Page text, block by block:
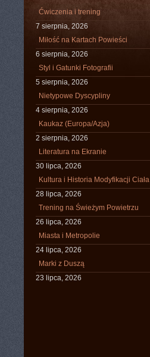
Ćwiczenia i trening
7 sierpnia, 2026
Miłość na Kartach Powieści
6 sierpnia, 2026
Styl i Gatunki Fotografii
5 sierpnia, 2026
Nietypowe Dyscypliny
4 sierpnia, 2026
Kaukaz (Europa/Azja)
2 sierpnia, 2026
Literatura na Ekranie
30 lipca, 2026
Kultura i Historia Modyfikacji Ciała
28 lipca, 2026
Trening na Świeżym Powietrzu
26 lipca, 2026
Miasta i Metropolie
24 lipca, 2026
Marki z Duszą
23 lipca, 2026